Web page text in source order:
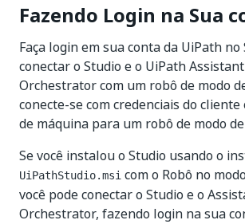
Fazendo Login na Sua
Faça login em sua conta da UiPath
conectar o Studio e o UiPath
Orchestrator com um robô de modo
conecte-se com credenciais do
de máquina para um robô de modo
Se você instalou o Studio usando o
UiPathStudio.msi com o Robô no
você pode conectar o Studio e o
Orchestrator, fazendo login na sua